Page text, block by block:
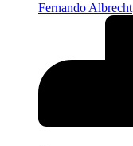
Fernando Albrecht